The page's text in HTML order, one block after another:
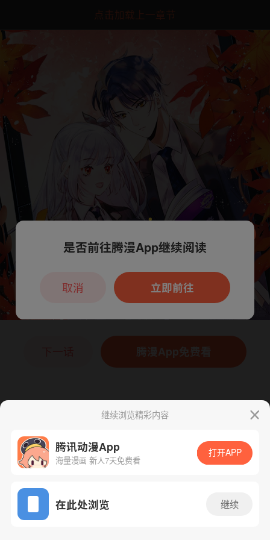
点击加载上一章节
App免费看
腾漫App免费看
继续浏览精彩内容
腾讯动漫App
海量漫画 新人7天免费看
打开APP
在此处浏览 继续
本章节仅支持App阅读，可打开App新用
户7天免费看
是否前往腾漫App继续阅读
立即前往
取消